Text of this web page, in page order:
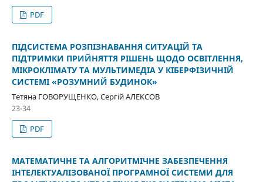
PDF
ПІДСИСТЕМА РОЗПІЗНАВАННЯ СИТУАЦІЙ ТА
ПІДТРИМКИ ПРИЙНЯТТЯ РІШЕНЬ ЩОДО ОСВІТЛЕННЯ,
МІКРОКЛІМАТУ ТА МУЛЬТИМЕДІА У КІБЕРФІЗИЧНІЙ
СИСТЕМІ «РОЗУМНИЙ БУДИНОК»
Тетяна ГОВОРУЩЕНКО, Сергій АЛЕКСОВ
23-34
PDF
МАТЕМАТИЧНЕ ТА АЛГОРИТМІЧНЕ ЗАБЕЗПЕЧЕННЯ
ІНТЕЛЕКТУАЛІЗОВАНОЇ ПРОГРАМНОЇ СИСТЕМИ ДЛЯ